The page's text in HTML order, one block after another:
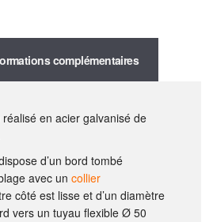
complémentaires
en acier galvanisé de
d’un bord tombé
avec un collier
côté est lisse et d’un diamètre
vers un tuyau flexible Ø 50